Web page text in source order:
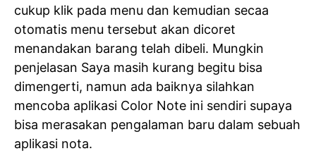
cukup klik pada menu dan kemudian secaa
otomatis menu tersebut akan dicoret
menandakan barang telah dibeli. Mungkin
penjelasan Saya masih kurang begitu bisa
dimengerti, namun ada baiknya silahkan
mencoba aplikasi Color Note ini sendiri supaya
bisa merasakan pengalaman baru dalam sebuah
aplikasi nota.